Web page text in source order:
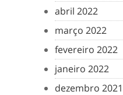
abril 2022
março 2022
fevereiro 2022
janeiro 2022
dezembro 2021